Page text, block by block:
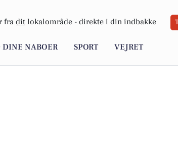
fra dit lokalområde - direkte i din indbakke
NABOER SPORT VEJRET